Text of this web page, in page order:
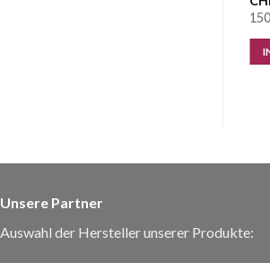
Unsere Partner
Auswahl der Hersteller unserer Produkte: